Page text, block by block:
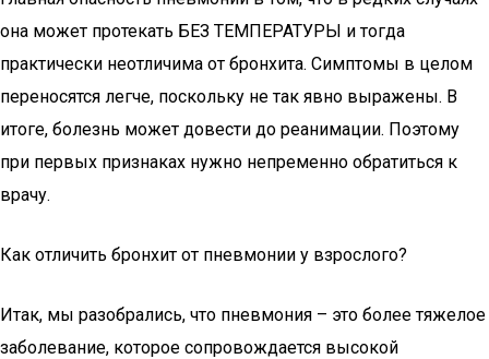
она может протекать БЕЗ ТЕМПЕРАТУРЫ и тогда
практически неотличима от бронхита. Симптомы в целом
переносятся легче, поскольку не так явно выражены. В
итоге, болезнь может довести до реанимации. Поэтому
при первых признаках нужно непременно обратиться к
врачу.
Как отличить бронхит от пневмонии у взрослого?
Итак, мы разобрались, что пневмония – это более тяжелое
заболевание, которое сопровождается высокой